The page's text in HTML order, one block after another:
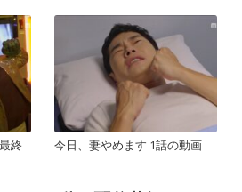
終
今日、妻やめます 1話の動画